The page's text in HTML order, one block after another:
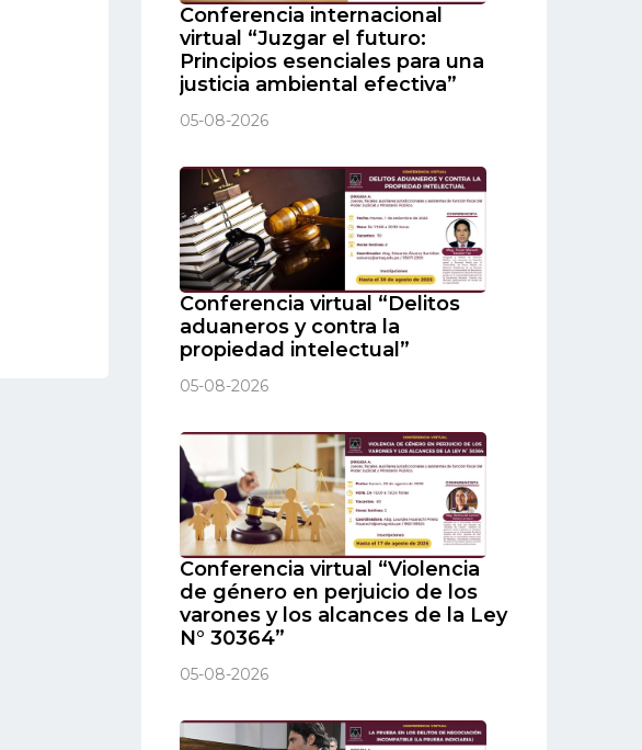
Conferencia internacional
virtual “Juzgar el futuro:
Principios esenciales para una
justicia ambiental efectiva”
05-08-2026
Conferencia virtual “Delitos
aduaneros y contra la
propiedad intelectual”
05-08-2026
Conferencia virtual “Violencia
de género en perjuicio de los
varones y los alcances de la Ley
N° 30364”
05-08-2026